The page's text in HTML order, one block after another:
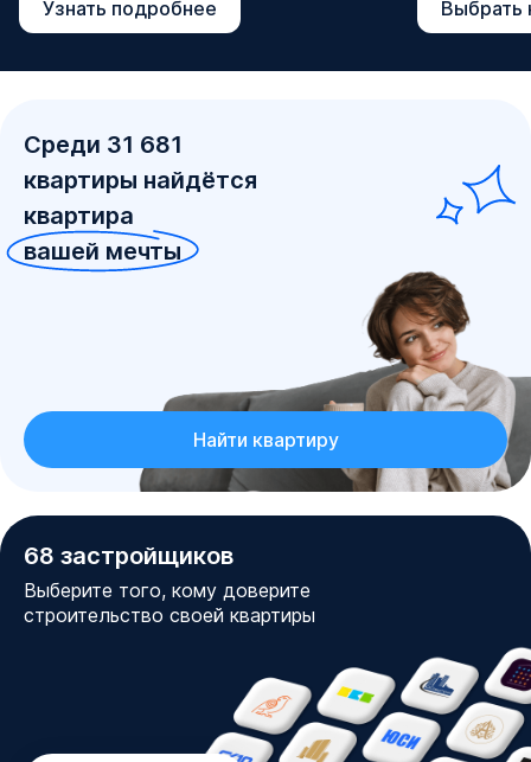
Узнать подробнее Выбрать
Среди 31 681
квартиры найдётся
квартира
вашей мечты
Найти квартиру
68 застройщиков
Выберите того, кому доверите
строительство своей квартиры